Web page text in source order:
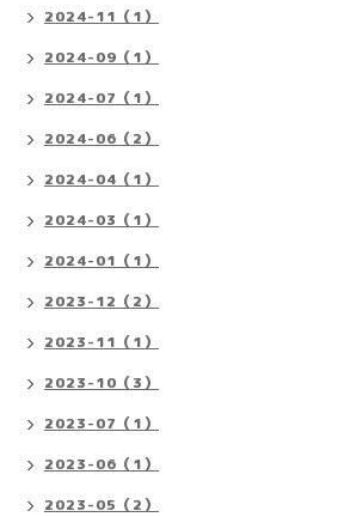
2024-11（1）
2024-09（1）
2024-07（1）
2024-06（2）
2024-04（1）
2024-03（1）
2024-01（1）
2023-12（2）
2023-11（1）
2023-10（3）
2023-07（1）
2023-06（1）
2023-05（2）